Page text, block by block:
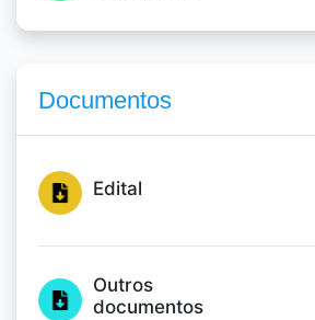
Documentos
Edital
Outros
documentos